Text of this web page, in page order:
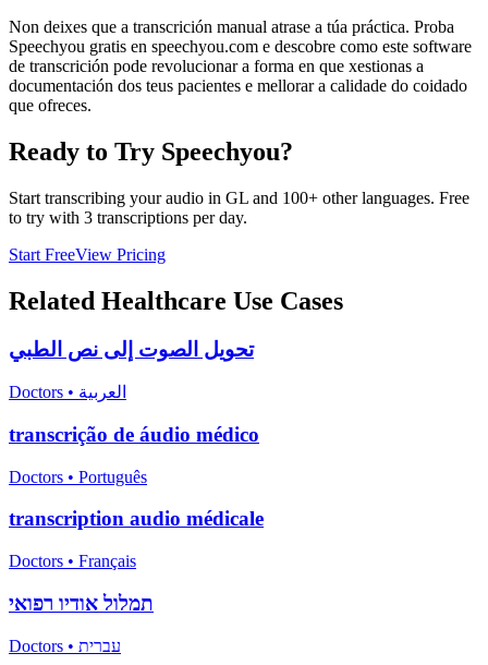
Non deixes que a transcrición manual atrase a túa práctica. Proba
Speechyou gratis en speechyou.com e descobre como este software
de transcrición pode revolucionar a forma en que xestionas a
documentación dos teus pacientes e mellorar a calidade do coidado
que ofreces.
Ready to Try Speechyou?
Start transcribing your audio in GL and 100+ other languages. Free
to try with 3 transcriptions per day.
Start FreeView Pricing
Related Healthcare Use Cases
تحويل الصوت إلى نص الطبي
Doctors • العربية
transcrição de áudio médico
Doctors • Português
transcription audio médicale
Doctors • Français
תמלול אודיו רפואי
Doctors • עברית